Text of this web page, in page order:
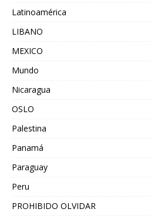
Latinoamérica
LIBANO
MEXICO
Mundo
Nicaragua
OSLO
Palestina
Panamá
Paraguay
Peru
PROHIBIDO OLVIDAR